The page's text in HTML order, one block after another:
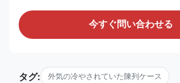
今すぐ問い合わせる
タグ: 外気の冷やされていた陳列ケース